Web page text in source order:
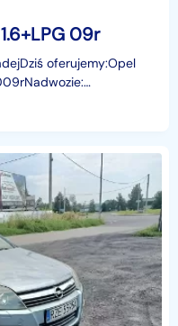
09r
oferujemy:Opel
364749